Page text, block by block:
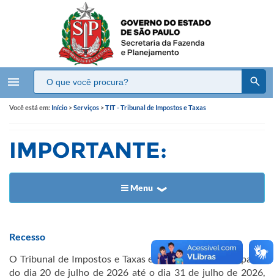
menu
Você está em: Início >Serviços >TIT - Tribunal de Impostos e Taxas
IMPORTANTE:
Menu
​​​​Recesso
O Tribunal de Impostos e Taxas entrará em rece​​​sso a partir
do dia 20 de julho de 2026 até o dia 31 de julho de 2026,